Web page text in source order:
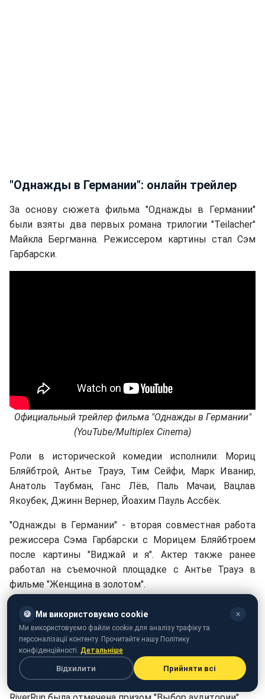
"Однажды в Германии": онлайн трейлер
За основу сюжета фильма "Однажды в Германии"
были взяты два первых романа трилогии "Teilacher"
Майкла Бергманна. Режиссером картины стал Сэм
Гарбарски.
Официальный трейлер фильма "Однажды в Германии"
(YouTube/Multiplex Cinema)
Роли в исторической комедии исполнили: Мориц
Бляйбтрой, Антье Трауэ, Тим Сейфи, Марк Иванир,
Анатоль Таубман, Ганс Лёв, Паль Мачаи, Вацлав
Якоубек, Джинн Вернер, Йоахим Пауль Ассбёк.
"Однажды в Германии" - вторая совместная работа
режиссера Сэма Гарбарски с Морицем Бляйбтроем
после картины "Виджай и я". Актер также ранее
работал на съемочной площадке с Антье Трауэ в
фильме "Женщина в золотом".
Съемки ретро-комедии проходили в Германии,
Люксембурге и Бельгии. Премьера "Однажды в
Германии" состоялась в 2017 году на Международном
кинофестивале Berlinale. Лента завоевала награды на
Норвежском международном фестивале в категории
"Приз зрителей за лучший фильм", и на фестивале
🍪 Ми використовуємо cookie ✕
Ми використовуємо файли cookie для аналізу трафіку та
персоналізації контенту. Прочитайте нашу Політику
конфіденційності. Детальніше
Відхилити Прийняти всі